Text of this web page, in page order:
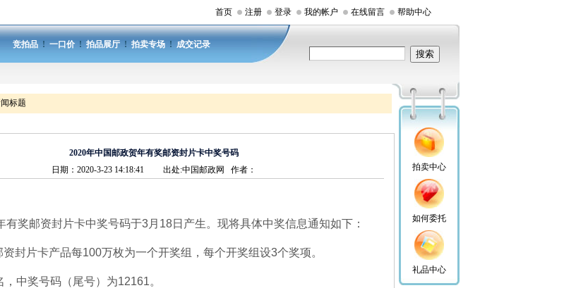
首页 注册 登录 我的帐户 在线留言 帮助中心
竞拍品 ! 一口价 ! 拍品展厅 ! 拍卖专场 ! 成交记录
拍卖中心
如何委托
礼品中心
标题
2020年中国邮政贺年有奖邮资封片卡中奖号码
日期：2020-3-23 14:18:41 出处:中国邮政网 作者：
邮资封片卡中奖号码于3月18日产生。现将具体中奖信息通知如下：
片卡产品每100万枚为一个开奖组，每个开奖组设3个奖项。
奖号码（尾号）为12161。